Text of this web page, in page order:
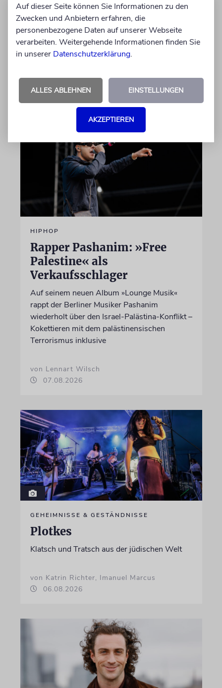
Die Schauspielerin steht nicht nur vor der
Kamera, sondern engagiert sich auch
ehrenamtlich. Der Deutsche Kulturrat würdigt
diese Leistung mit einem Preis. Igor Levit ist
07.08.2026
HIPHOP
Rapper Pashanim: »Free
Palestine« als
Verkaufsschlager
Auf seinem neuen Album »Lounge Musik«
rappt der Berliner Musiker Pashanim
wiederholt über den Israel-Palästina-Konflikt –
Kokettieren mit dem palästinensischen
Terrorismus inklusive
von Lennart Wilsch
07.08.2026
GEHEIMNISSE & GESTÄNDNISSE
Plotkes
Klatsch und Tratsch aus der jüdischen Welt
von Katrin Richter, Imanuel Marcus
06.08.2026
Auf dieser Seite können Sie Informationen zu den
Zwecken und Anbietern erfahren, die
personenbezogene Daten auf unserer Webseite
verarbeiten. Weitergehende Informationen finden Sie
in unserer Datenschutzerklärung.
ALLES ABLEHNEN EINSTELLUNGEN
AKZEPTIEREN